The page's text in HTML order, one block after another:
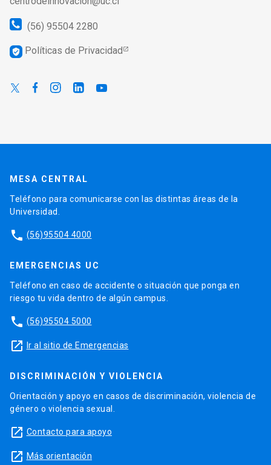
(56) 95504 2280
verified_user Políticas de Privacidad
MESA CENTRAL
Teléfono para comunicarse con las distintas áreas de la
Universidad.
phone (56)95504 4000
EMERGENCIAS UC
Teléfono en caso de accidente o situación que ponga en
riesgo tu vida dentro de algún campus.
phone (56)95504 5000
launch Ir al sitio de Emergencias
DISCRIMINACIÓN Y VIOLENCIA
Orientación y apoyo en casos de discriminación, violencia de
género o violencia sexual.
launch Contacto para apoyo
launch Más orientación